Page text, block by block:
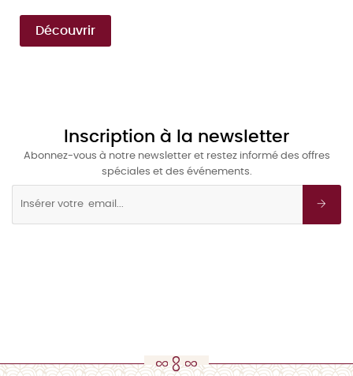
Découvrir
Inscription à la newsletter
Abonnez-vous à notre newsletter et restez informé des offres
spéciales et des événements.